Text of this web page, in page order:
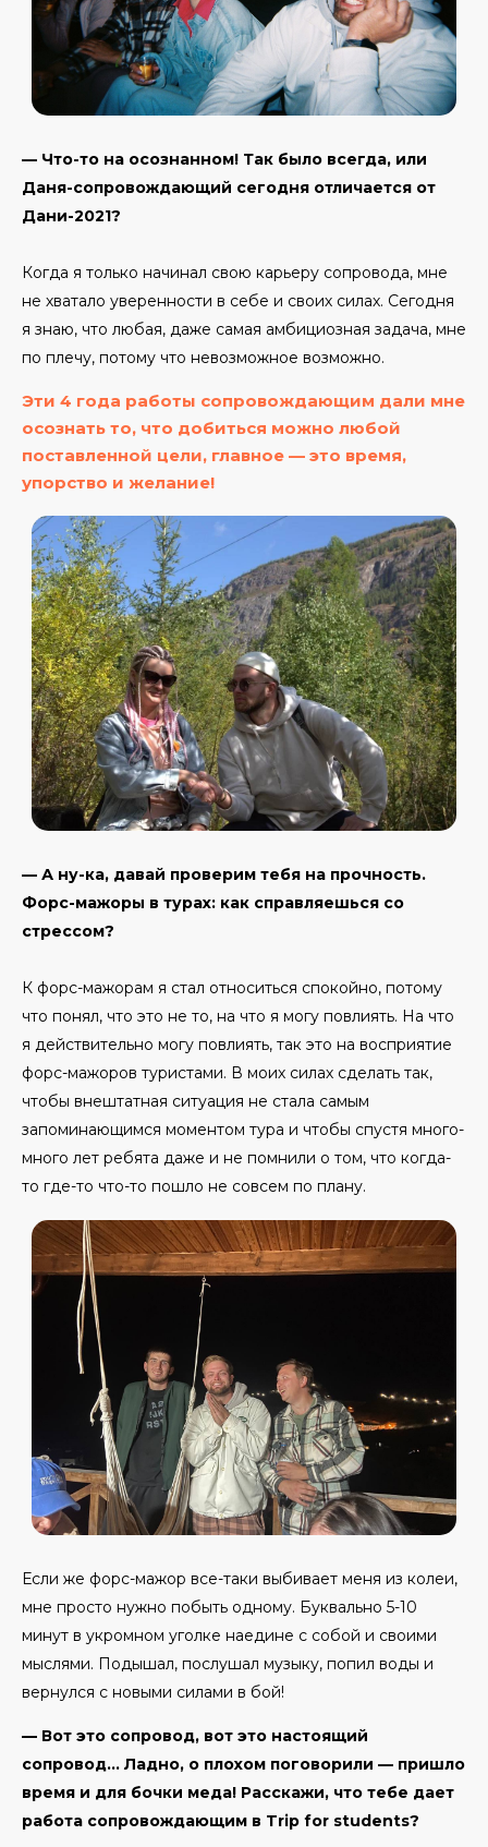
— Что-то на осознанном! Так было всегда, или
Даня-сопровождающий сегодня отличается от
Дани-2021?
Когда я только начинал свою карьеру сопровода, мне
не хватало уверенности в себе и своих силах. Сегодня
я знаю, что любая, даже самая амбициозная задача, мне
по плечу, потому что невозможное возможно.
Эти 4 года работы сопровождающим дали мне
осознать то, что добиться можно любой
поставленной цели, главное — это время,
упорство и желание!
— А ну-ка, давай проверим тебя на прочность.
Форс-мажоры в турах: как справляешься со
стрессом?
К форс-мажорам я стал относиться спокойно, потому
что понял, что это не то, на что я могу повлиять. На что
я действительно могу повлиять, так это на восприятие
форс-мажоров туристами. В моих силах сделать так,
чтобы внештатная ситуация не стала самым
запоминающимся моментом тура и чтобы спустя много-
много лет ребята даже и не помнили о том, что когда-
то где-то что-то пошло не совсем по плану.
Если же форс-мажор все-таки выбивает меня из колеи,
мне просто нужно побыть одному. Буквально 5-10
минут в укромном уголке наедине с собой и своими
мыслями. Подышал, послушал музыку, попил воды и
вернулся с новыми силами в бой!
— Вот это сопровод, вот это настоящий
сопровод… Ладно, о плохом поговорили — пришло
время и для бочки меда! Расскажи, что тебе дает
работа сопровождающим в Trip for students?